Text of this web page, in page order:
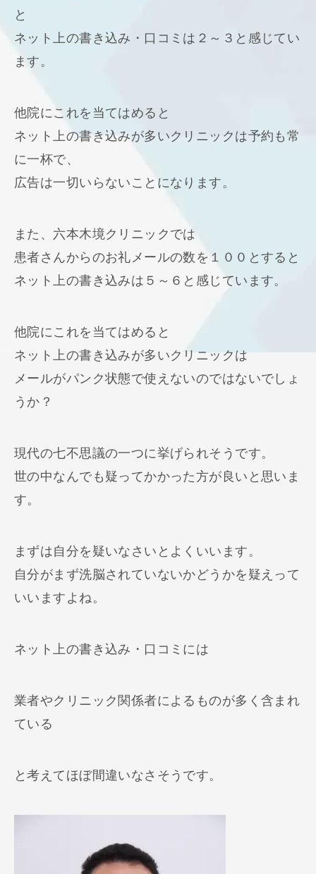
と
ネット上の書き込み・口コミは２～３と感じてい
ます。
他院にこれを当てはめると
ネット上の書き込みが多いクリニックは予約も常
に一杯で、
広告は一切いらないことになります。
また、六本木境クリニックでは
患者さんからのお礼メールの数を１００とすると
ネット上の書き込みは５～６と感じています。
他院にこれを当てはめると
ネット上の書き込みが多いクリニックは
メールがパンク状態で使えないのではないでしょ
うか？
現代の七不思議の一つに挙げられそうです。
世の中なんでも疑ってかかった方が良いと思いま
す。
まずは自分を疑いなさいとよくいいます。
自分がまず洗脳されていないかどうかを疑えって
いいますよね。
ネット上の書き込み・口コミには
業者やクリニック関係者によるものが多く含まれ
ている
と考えてほぼ間違いなさそうです。